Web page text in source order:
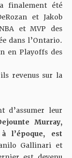
finalement été
et Jakob
et MVP des
dans l’Ontario.
en Playoffs des
revenus sur la
d’assumer leur
Murray,
l’époque, est
Gallinari et